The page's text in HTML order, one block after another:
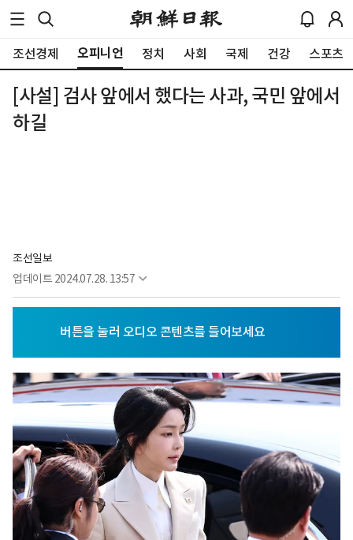
조선경제 오피니언 정치 사회 국제 건강 스포츠
[사설] 검사 앞에서 했다는 사과, 국민 앞에서
하길
조선일보
업데이트 2024.07.28. 13:57